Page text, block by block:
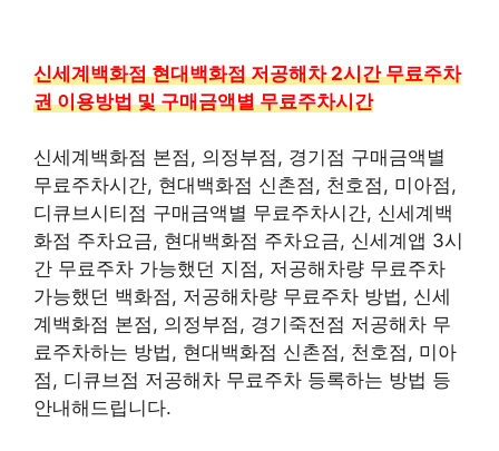
신세계백화점 현대백화점 저공해차 2시간 무료주차
권 이용방법 및 구매금액별 무료주차시간
신세계백화점 본점, 의정부점, 경기점 구매금액별
무료주차시간, 현대백화점 신촌점, 천호점, 미아점,
디큐브시티점 구매금액별 무료주차시간, 신세계백
화점 주차요금, 현대백화점 주차요금, 신세계앱 3시
간 무료주차 가능했던 지점, 저공해차량 무료주차
가능했던 백화점, 저공해차량 무료주차 방법, 신세
계백화점 본점, 의정부점, 경기죽전점 저공해차 무
료주차하는 방법, 현대백화점 신촌점, 천호점, 미아
점, 디큐브점 저공해차 무료주차 등록하는 방법 등
안내해드립니다.